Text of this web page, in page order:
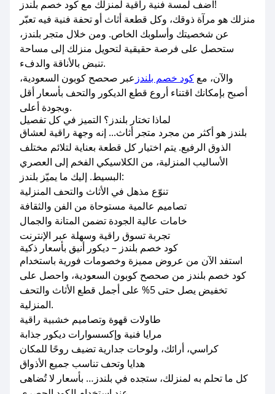
اضف لمسة فنية راقية لمنزلك مع كود خصم بلندز!
منزلك هو مرآة ذوقك، وكل قطعة أثاث أو تحفة فنية فيه تعبّر
عن شخصيتك وأسلوبك الخاص. ومن خلال متجر بلندز،
ستحصل على فرصة حقيقية لتحويل منزلك إلى مساحة
تنبض بالأناقة والدفء.
والآن، مع كود خصم بلندز عبر صحصح كوبون السعودية،
أصبح بإمكانك اقتناء أروع قطع الديكور والتحف بأسعار أقل
وبجودة أعلى.
لماذا تختار بلندز؟ التميز في كل تفصيل
بلندز هو أكثر من مجرد متجر أثاث... إنه وجهة راقية لعشاق
الذوق الرفيع. يتم اختيار كل قطعة بعناية لتلائم مختلف
الأساليب المنزلية، من الكلاسيكي الفخم إلى العصري
البسيط. إليك ما يميّز بلندز:
تنوّع مذهل في الأثاث والتحف المنزلية
تصاميم عالمية مستوحاة من الفن والثقافة
خامات عالية الجودة تضمن المتانة والجمال
تجربة تسوق راقية وسهلة عبر الإنترنت
كود خصم بلندز – ديكور أنيق بأسعار ذكية
استفد الآن من عروض مميزة وخصومات فورية باستخدام
كود خصم بلندز من صحصح كوبون السعودية، واحصل على
تخفيض يصل حتى 5% على أجمل قطع الأثاث والتحف
المنزلية.
طاولات قهوة وتصاميم خشبية راقية
مرايا فنية وإكسسوارات ديكور جذابة
كراسي، أرائك، ولوحات جدارية تضيف روحًا للمكان
هدايا وتحف تناسب جميع الأذواق
كل ما تحلم به لمنزلك، ستجده في بلندز… بأسعار لا تُضاهى